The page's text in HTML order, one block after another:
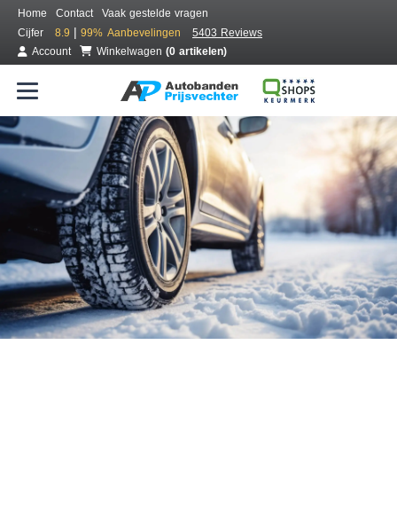
Home Contact
Vaak gestelde vragen
Cijfer
8.9 | 99% Aanbevelingen
5403 Reviews
Account
Winkelwagen (0 artikelen)
Bestel voordelig winterbanden
Gratis bezorgd of montage bij jou in de buurt
Seizoen:
Merken: